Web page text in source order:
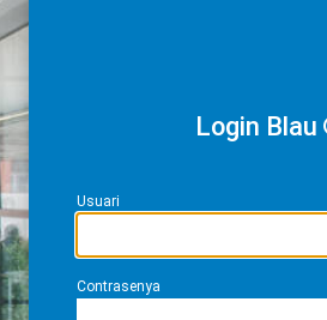
Login Blau
Usuari
Contrasenya